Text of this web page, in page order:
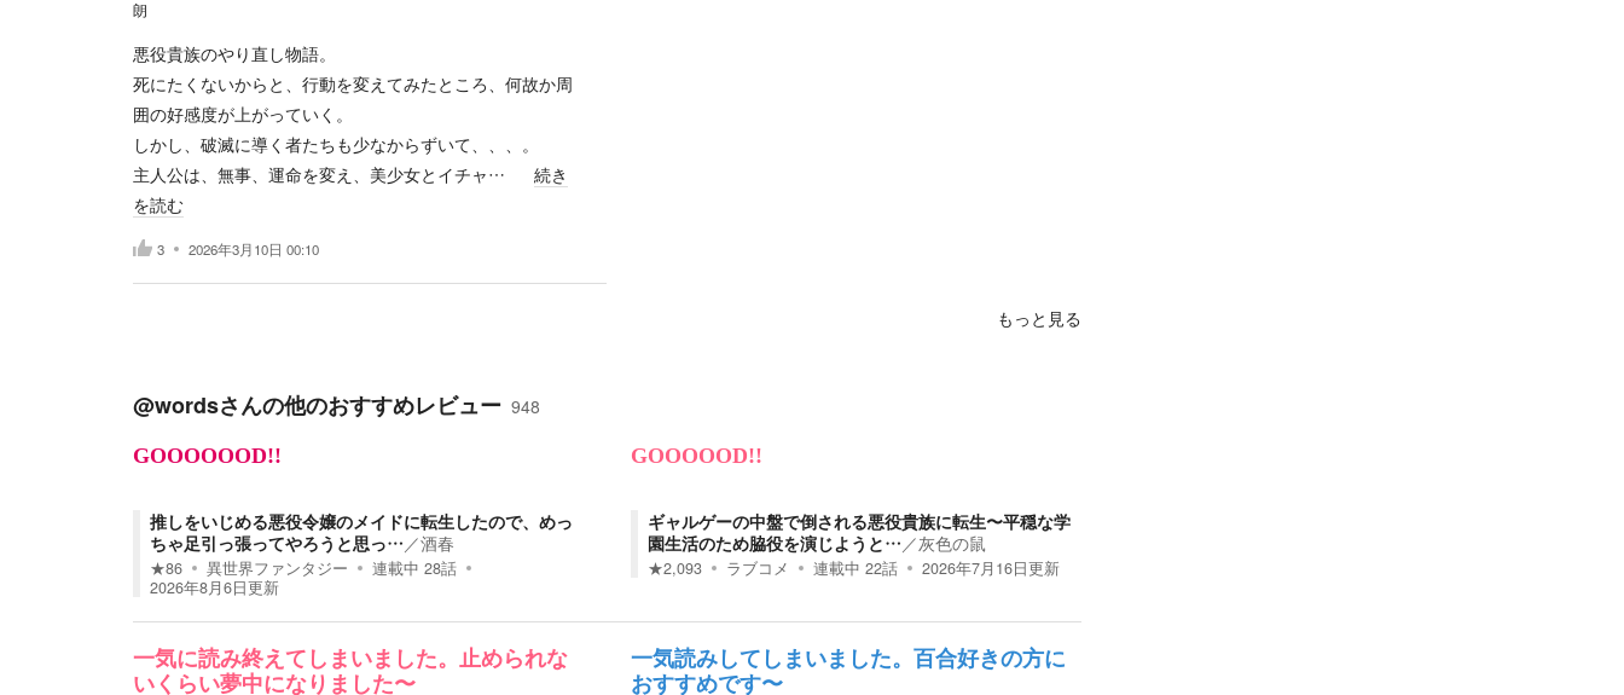
朗
悪役貴族のやり直し物語。
死にたくないからと、行動を変えてみたところ、何故か周
囲の好感度が上がっていく。
しかし、破滅に導く者たちも少なからずいて、、、。
主人公は、無事、運命を変え、美少女とイチャ…
続き
を読む
3 2026年3月10日 00:10
もっと見る
@wordsさんの他のおすすめレビュー 948
GOOOOOOD!!
推しをいじめる悪役令嬢のメイドに転生したので、めっ
ちゃ足引っ張ってやろうと思っ…／酒春
★86 異世界ファンタジー 連載中 28話
2026年8月6日更新
GOOOOOD!!
ギャルゲーの中盤で倒される悪役貴族に転生〜平穏な学
園生活のため脇役を演じようと…／灰色の鼠
★2,093 ラブコメ 連載中 22話 2026年7月16日更新
一気に読み終えてしまいました。止められな
いくらい夢中になりました〜
一気読みしてしまいました。百合好きの方に
おすすめです〜